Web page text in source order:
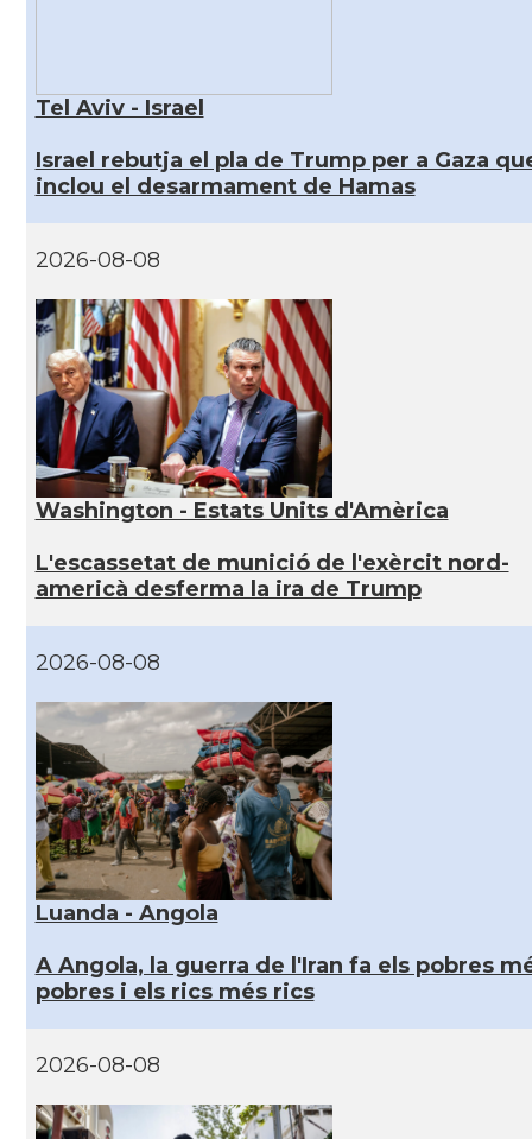
Tel Aviv - Israel
Israel rebutja el pla de Trump per a Gaza
inclou el desarmament de Hamas
2026-08-08
Washington - Estats Units d'Amèrica
L'escassetat de munició de l'exèrcit nord-
americà desferma la ira de Trump
2026-08-08
Luanda - Angola
A Angola, la guerra de l'Iran fa els pobres
pobres i els rics més rics
2026-08-08